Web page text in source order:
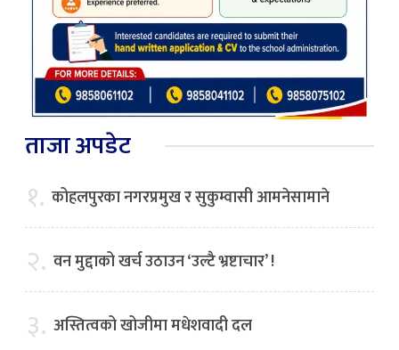
ताजा अपडेट
१. कोहलपुरका नगरप्रमुख र सुकुम्वासी आमनेसामाने
२. वन मुद्दाको खर्च उठाउन ‘उल्टै भ्रष्टाचार’ !
३. अस्तित्वको खोजीमा मधेशवादी दल